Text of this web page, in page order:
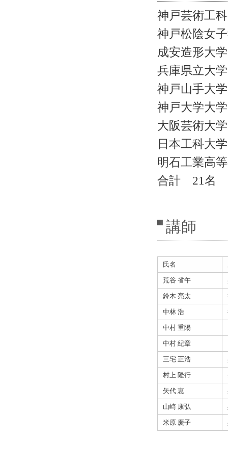
神戸芸術工
神戸松陰女
成安造形大
兵庫県立大
神戸山手大
神戸大学大
大阪芸術大
日本工科大
明石工業高
合計 21名
講師
氏名
荒谷 省午
鈴木 亮太
中林 浩
中村 重陽
中村 紀章
三宅 正浩
村上 隆行
矢代 恵
山崎 康弘
米原 慶子